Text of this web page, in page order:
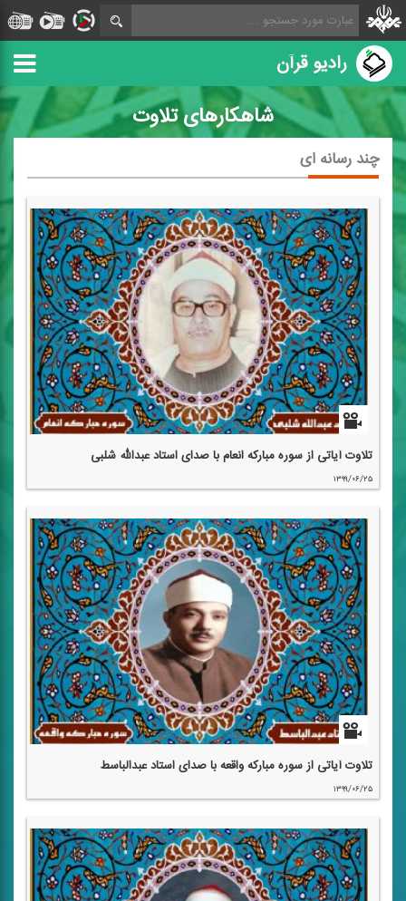
رادیو قرآن
شاهکارهای تلاوت
چند رسانه ای
تلاوت آیاتی از سوره مباركه انعام با صدای استاد عبدالله شلبی
۱۳۹۹/۰۶/۲۵
تلاوت آیاتی از سوره مباركه واقعه با صدای استاد عبدالباسط
۱۳۹۹/۰۶/۲۵